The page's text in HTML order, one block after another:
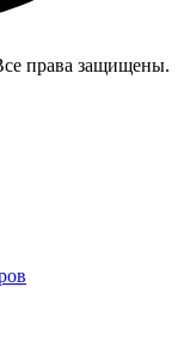
права защищены.